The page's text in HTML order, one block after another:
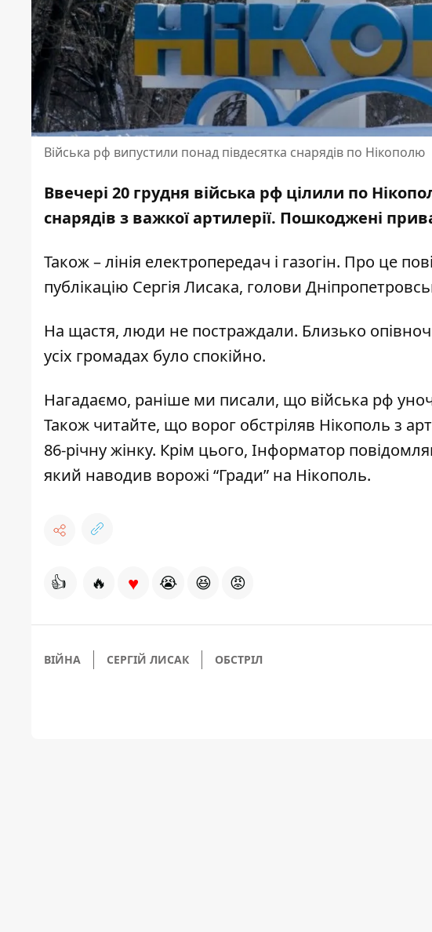
Війська рф випустили понад півдесятка снарядів по Нікополю
Ввечері 20 грудня війська рф цілили по
снарядів з важкої артилерії. Пошкоджені
Також – лінія електропередач і газогін. Про це
публікацію Сергія Лисака, голови
На щастя, люди не постраждали. Близько
усіх громадах було спокійно.
Нагадаємо, раніше ми писали, що війська рф
Також читайте, що ворог обстріляв Нікополь з
86-річну жінку. Крім цього, Інформатор
який наводив ворожі “Гради” на Нікополь.
👍 🔥 ♥ 😭 😆 😡
ВІЙНА СЕРГІЙ ЛИСАК ОБСТРІЛ